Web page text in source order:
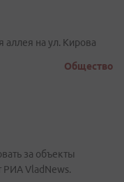
аллея на ул. Кирова
Общество
за объекты
РИА VladNews.